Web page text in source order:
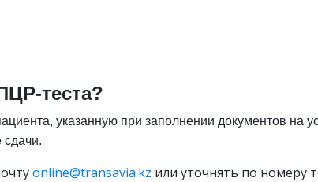
теста?
указанную при заполнении документов на
сдачи.
online@transavia.kz или уточнять по номеру